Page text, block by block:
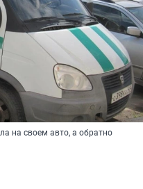
на своем авто, а обратно